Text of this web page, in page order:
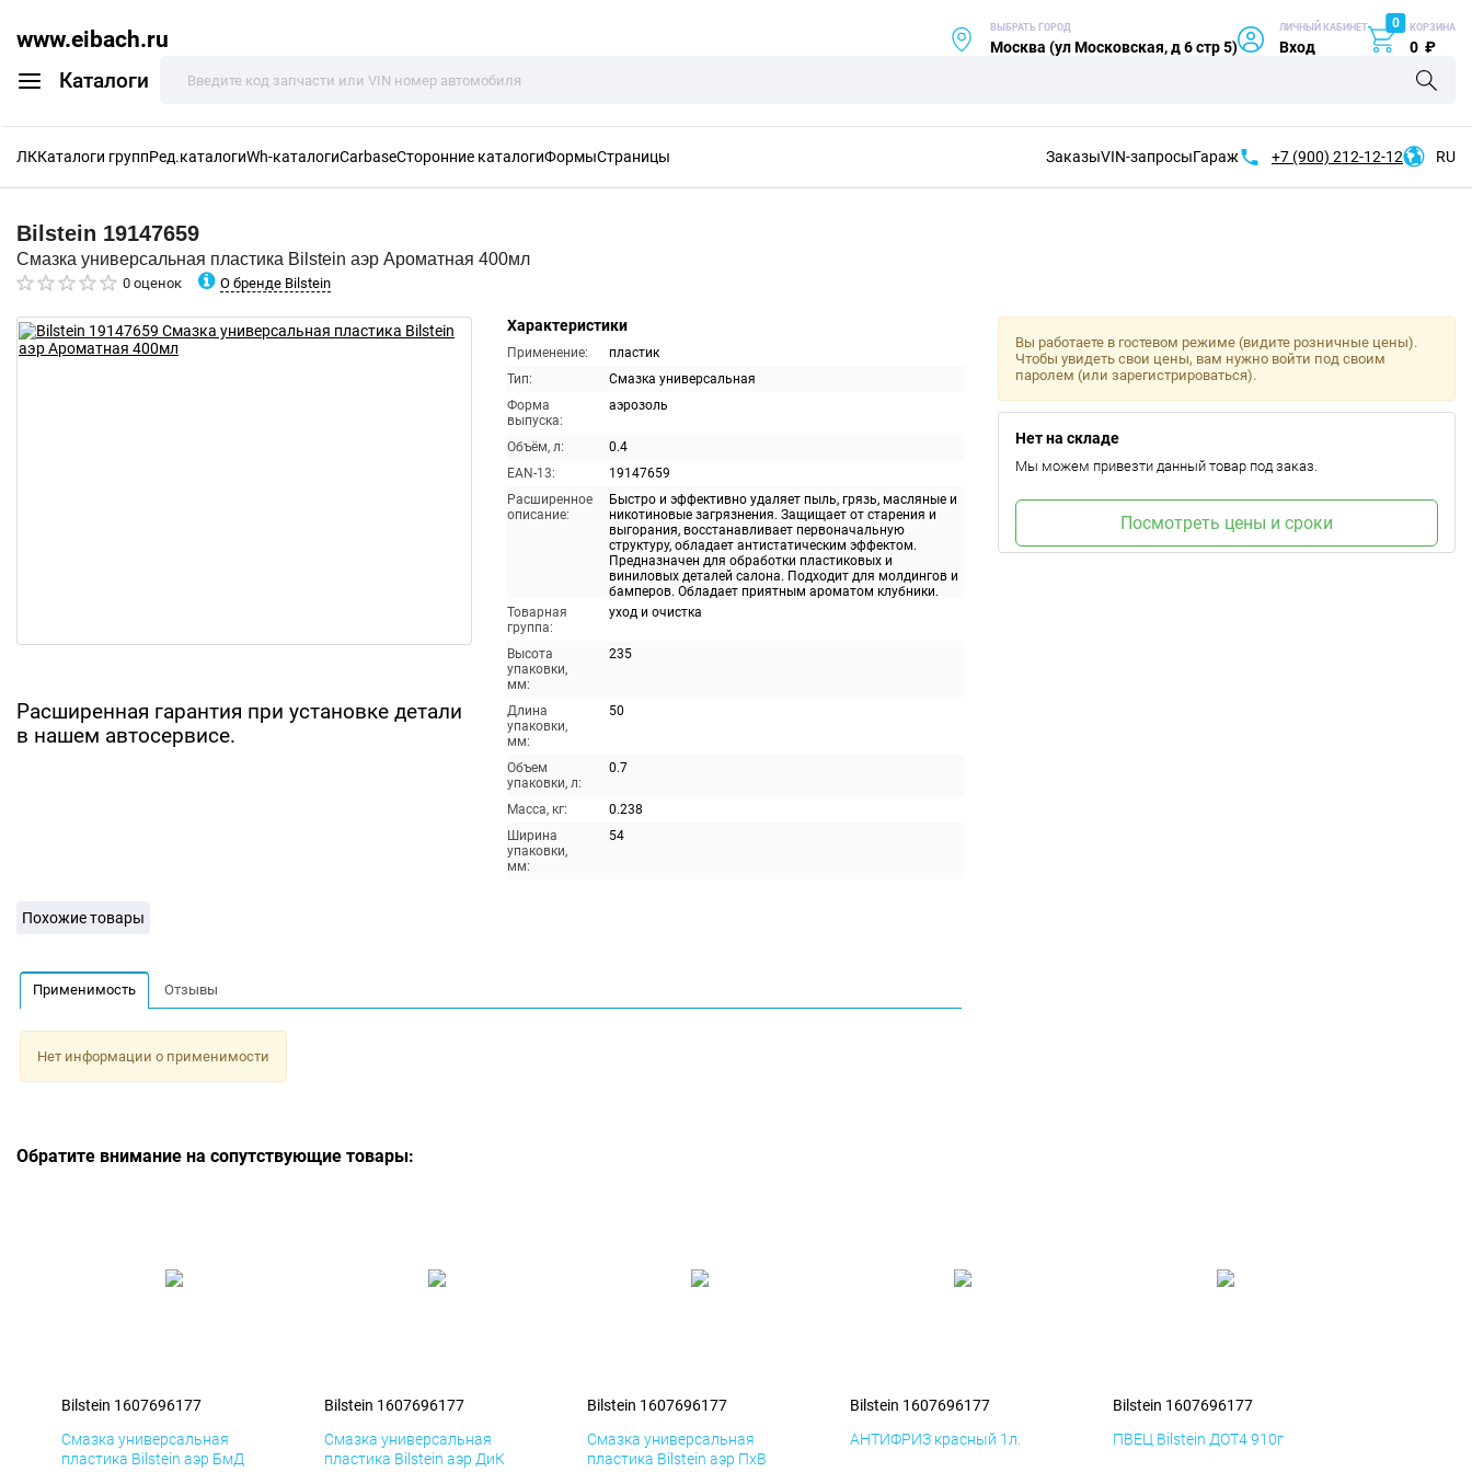
www.eibach.ru
Каталоги
ВЫБРАТЬ ГОРОД
Москва (ул Московская, д 6 стр 5)
ЛИЧНЫЙ КАБИНЕТ
Вход
0 КОРЗИНА
0 ₽
ЛККаталоги группРед.каталогиWh-каталогиCarbaseСторонние каталогиФормыСтраницы ЗаказыVIN-запросыГараж +7 (900) 212-12-12 RU
Bilstein 19147659
Смазка универсальная пластика Bilstein аэр Ароматная 400мл
0 оценок О бренде Bilstein
Расширенная гарантия при установке детали
в нашем автосервисе.
Характеристики
Применение:
пластик
Тип:
Смазка универсальная
Форма
выпуска:
аэрозоль
Объём, л:
0.4
EAN-13:
19147659
Расширенное
описание:
Быстро и эффективно удаляет пыль, грязь, масляные и
никотиновые загрязнения. Защищает от старения и
выгорания, восстанавливает первоначальную
структуру, обладает антистатическим эффектом.
Предназначен для обработки пластиковых и
виниловых деталей салона. Подходит для молдингов и
бамперов. Обладает приятным ароматом клубники.
Товарная
группа:
уход и очистка
Высота
упаковки,
мм:
235
Длина
упаковки,
мм:
50
Объем
упаковки, л:
0.7
Масса, кг:
0.238
Ширина
упаковки,
мм:
54
Вы работаете в гостевом режиме (видите розничные цены).
Чтобы увидеть свои цены, вам нужно войти под своим
паролем (или зарегистрироваться).
Нет на складе
Мы можем привезти данный товар под заказ.
Посмотреть цены и сроки
Похожие товары
Применимость Отзывы
Нет информации о применимости
Обратите внимание на сопутствующие товары:
Bilstein 1607696177
Смазка универсальная
пластика Bilstein аэр БмД
Bilstein 1607696177
Смазка универсальная
пластика Bilstein аэр ДиК
Bilstein 1607696177
Смазка универсальная
пластика Bilstein аэр ПхВ
Bilstein 1607696177
АНТИФРИЗ красный 1л.
Bilstein 1607696177
ПВЕЦ Bilstein ДОТ4 910г